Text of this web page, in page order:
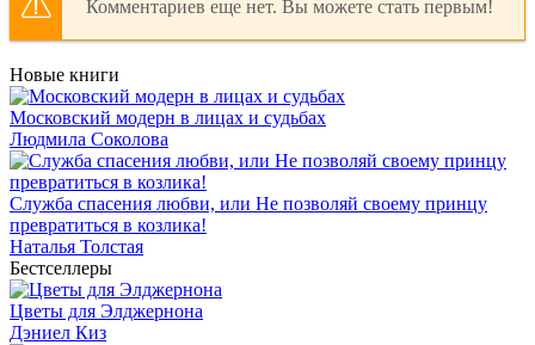
Комментариев еще нет. Вы можете стать первым!
Новые книги
Московский модерн в лицах и судьбах
Людмила Соколова
Служба спасения любви, или Не позволяй своему принцу
превратиться в козлика!
Наталья Толстая
Бестселлеры
Цветы для Элджернона
Дэниел Киз